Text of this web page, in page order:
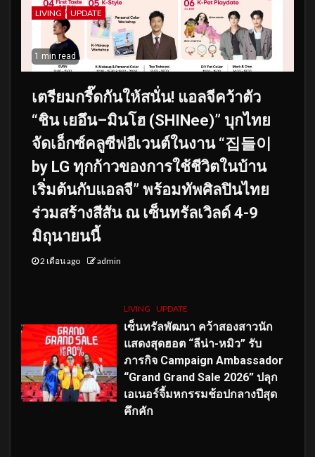
LIVING UPDATE
1 min read
เตรียมกรี๊ดกันให้สนั่น! แอลจีคว้าตัว
“ชิน เยอึน–มินโฮ (SHINee)” บุกไทย
จัดเอ็กซ์คลูซีฟอีเวนต์ในงาน “집들이
by LG ทุกก้าวของการใช้ชีวิตในบ้าน
เริ่มต้นกับแอลจี” พร้อมทัพศิลปินไทย
ร่วมสร้างสีสัน ณ เซ็นทรัลเวิลด์ 4-9
มิถุนายนนี้
2 เดือน ago admin
LIVING UPDATE
เซ็นทรัลพัฒนา คว้าสองสาวนัก
แสดงสุดฮอต “ลีน่า-หมิว” รับ
ภารกิจ Campaign Ambassador
“Grand Grand Sale 2026” ปลุก
เอเนอร์จี้มหกรรมช้อปกลางปีสุด
คึกคัก